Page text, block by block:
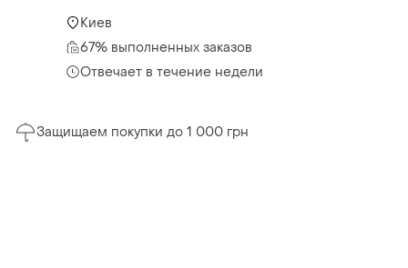
Киев
67% выполненных заказов
Отвечает в течение недели
Защищаем покупки до 1 000 грн